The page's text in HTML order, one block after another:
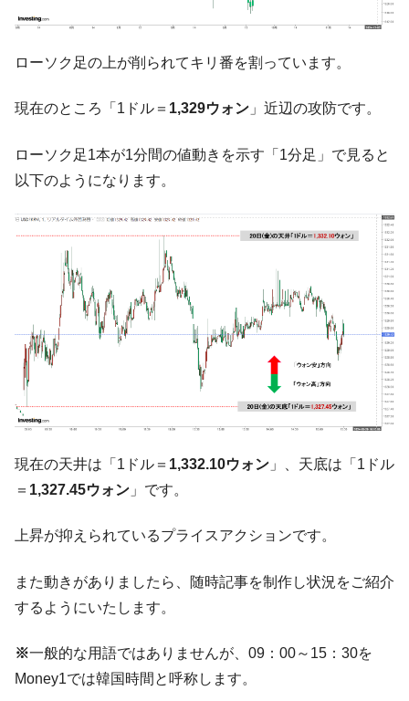
『Money1』
韓国大統領府ボンクラ政策室長が告発され
断
動」
国の過剰生産が世界を蝕む。
『Money1』
韓国製造業「半導体絶好調」のウラで他業
『Money1』
【米韓激突案件】韓国消費者院が『クーパ
ン』1人当たり賠償10万ウォンを認定 ⇒ 総額3兆7,000億
『Money1』 韓国で猛暑。南東部では干ばつ
『Money1』
韓国型イージス搭載の次世代駆逐艦
「KDDX」1番艦、2032年竣工と公示
『Money1』
【対日本円】ウォン安が急進！ 日米の協調
に韓国がいっちょがみしたのでは。
『Money1』
韓国政府『BYD』車への補助金を全廃 ⇒ 実
1.9倍！
『Money1』
在韓米国大使スティールが着韓！⇒ さっそ
ドを掲げる「在韓反米勢力」
ータセンター整備」⇒ だから無理だってば。
『Money1』
JPモルガン「韓国レバレッジETFの清算は
『Money1』
韓国『国民年金公団』株価暴落で200兆蒸
発。
ローソク足の上が削られてキリ番を割っています。
現在のところ「1ドル＝ 1,329ウォン 」近辺の攻防です。
ローソク足1本が1分間の値動きを示す「1分足」で見ると
以下のようになります。
現在の天井は「1ドル＝ 1,332.10ウォン 」、天底は「1ドル
＝ 1,327.45ウォン 」です。
上昇が抑えられているプライスアクションです。
また動きがありましたら、随時記事を制作し状況をご紹介
するようにいたします。
※一般的な用語ではありませんが、09：00～15：30を
Money1では韓国時間と呼称します。